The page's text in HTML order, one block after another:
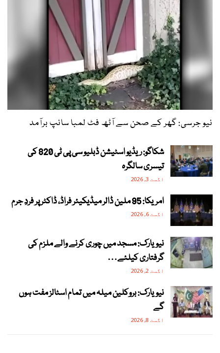
نیو جرسی: گھر کے صحن سے آٹھ فٹ لمبا سانپ برآمد
شکاگو: ریڈیو اسٹیشن ڈبلیو سی پی ٹی 820 کی
تیسری سالگرہ
اگست 3, 2026
امریکا: 95 ملین ڈالر میڈیکیئر فراڈ، ڈاکٹر پر فردِ جرم
اگست 6, 2026
نیویارک: مسجد میں چوری کرنے والے ملزم کی
گرفتاری کیلئے…
اگست 2, 2026
نیویارک: بروکلین میلہ میں تمام اسٹالز مفت ہوں
گے
اگست 8, 2026